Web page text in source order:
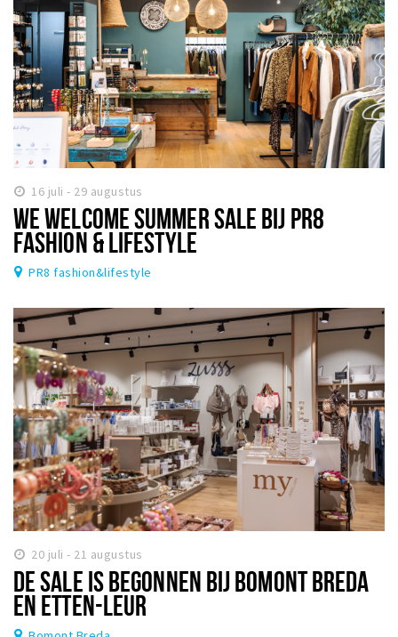
16 juli - 29 augustus
WE WELCOME SUMMER SALE BIJ PR8
FASHION & LIFESTYLE
PR8 fashion&lifestyle
20 juli - 21 augustus
DE SALE IS BEGONNEN BIJ BOMONT BREDA
EN ETTEN-LEUR